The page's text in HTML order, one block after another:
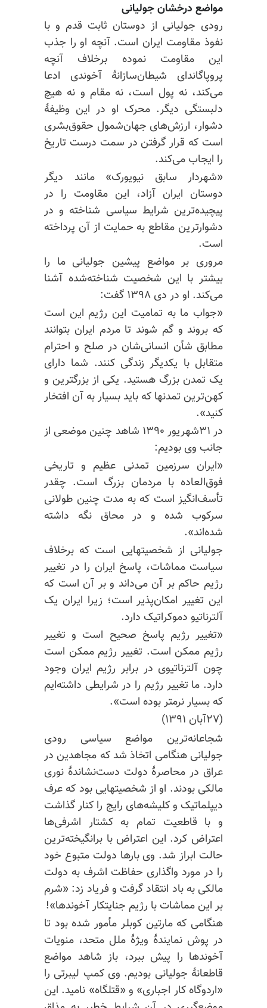
مواضع درخشان جولیانی
رودی جولیانی از دوستان ثابت قدم و با
نفوذ مقاومت ایران است. آنچه او را جذب
این مقاومت نموده برخلاف آنچه
پروپاگاندای شیطان‌سازانهٔ آخوندی ادعا
می‌کند، نه پول است، نه مقام و نه هیچ
دلبستگی دیگر. محرک او در این وظیفهٔ
دشوار، ارزش‌های جهان‌شمول حقوق‌بشری
است که قرار گرفتن در سمت درست تاریخ
را ایجاب می‌کند.
«شهردار سابق نیویورک» مانند دیگر
دوستان ایران آزاد، این مقاومت را در
پیچیده‌ترین شرایط سیاسی شناخته و در
دشوارترین مقاطع به حمایت از آن پرداخته
است.
مروری بر مواضع پیشین جولیانی ما را
بیشتر با این شخصیت شناخته‌شده آشنا
می‌کند. او در دی ۱۳۹۸ گفت:
«جواب ما به تمامیت این رژیم این است
که بروند و گم شوند تا مردم ایران بتوانند
مطابق‌ شأن انسانی‌شان در صلح و احترام
متقابل با یکدیگر زندگی کنند. شما دارای
یک تمدن بزرگ هستید. یکی از بزرگترین و
کهن‌ترین تمدنها که باید بسیار به آن افتخار
کنید».
در ۳۱شهریور ۱۳۹۰ شاهد چنین موضعی از
جانب وی بودیم:
«ایران سرزمین تمدنی عظیم و تاریخی
فوق‌العاده با مردمان بزرگ است. چقدر
تأسف‌انگیز است که به مدت چنین طولانی
سرکوب شده و در محاق نگه داشته
شده‌اند».
جولیانی از شخصیتهایی است که برخلاف
سیاست مماشات، پاسخ ایران را در تغییر
رژیم حاکم بر آن می‌داند و بر آن است که
این تغییر امکان‌پذیر است؛ زیرا ایران یک
آلترناتیو دموکراتیک دارد.
«تغییر رژیم پاسخ صحیح است و تغییر
رژیم ممکن است. تغییر رژیم ممکن است
چون آلترناتیوی در برابر رژیم ایران وجود
دارد. ما تغییر رژیم را در شرایطی داشته‌ایم
که بسیارنرمتربوده است».
(۲۷آبان ۱۳۹۱)
شجاعانه‌ترین مواضع سیاسی رودی
جولیانی هنگامی اتخاذ شد که مجاهدین در
عراق در محاصرهٔ دولت دست‌نشاندهٔ نوری
مالکی بودند. او از شخصیتهایی بود که عرف
دیپلماتیک و کلیشه‌های رایج را کنار گذاشت
و با قاطعیت تمام به کشتار اشرفی‌ها
اعتراض کرد. این اعتراض با برانگیخته‌ترین
حالت ابراز شد. وی بارها دولت متبوع خود
را در مورد واگذاری حفاظت اشرف به دولت
مالکی به باد انتقاد گرفت و فریاد زد: «شرم
بر این مماشات با رژیم جنایتکار آخوندها»!
هنگامی که مارتین کوبلر مأمور شده بود تا
در پوش نمایندهٔ ویژهٔ ملل متحد، منویات
آخوندها را پیش ببرد، باز شاهد مواضع
قاطعانهٔ جولیانی بودیم. وی کمپ لیبرتی را
«اردوگاه کار اجباری» و «قتلگاه» نامید. این